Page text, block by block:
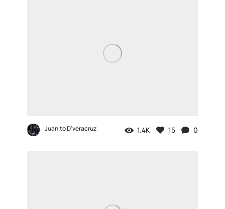
Juanito D'veracruz 1.4K 15 0